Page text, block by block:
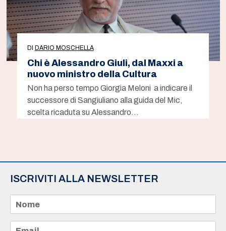
DI DARIO MOSCHELLA
Chi è Alessandro Giuli, dal Maxxi a
nuovo ministro della Cultura
Non ha perso tempo Giorgia Meloni a indicare il
successore di Sangiuliano alla guida del Mic,
scelta ricaduta su Alessandro…
ISCRIVITI ALLA NEWSLETTER
m
e